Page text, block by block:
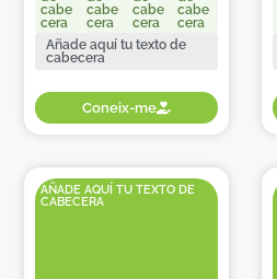
cabe
cera
cabe
cera
cabe
cera
cabe
cera
Añade aquí tu texto de
cabecera
Coneix-me
AÑADE AQUÍ TU TEXTO DE
CABECERA